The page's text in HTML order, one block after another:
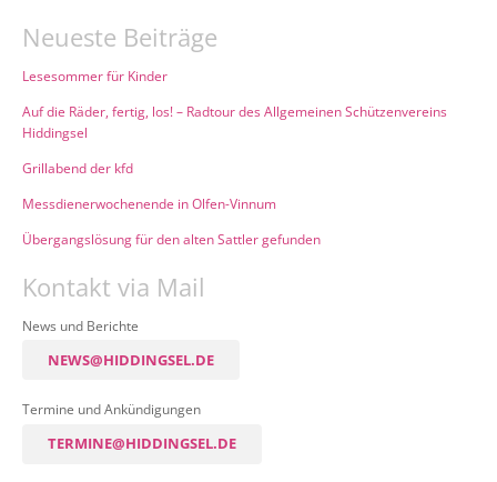
Neueste Beiträge
Lesesommer für Kinder
Auf die Räder, fertig, los! – Radtour des Allgemeinen Schützenvereins
Hiddingsel
Grillabend der kfd
Messdienerwochenende in Olfen-Vinnum
Übergangslösung für den alten Sattler gefunden
Kontakt via Mail
News und Berichte
NEWS@HIDDINGSEL.DE
Termine und Ankündigungen
TERMINE@HIDDINGSEL.DE